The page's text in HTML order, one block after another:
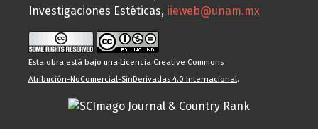
Investigaciones Estéticas, iieweb@unam.mx
Esta obra está bajo una Licencia Creative Commons
Atribución-NoComercial-SinDerivadas 4.0 Internacional.